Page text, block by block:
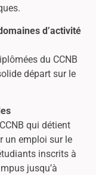
d’activité
du CCNB
départ sur le
qui détient
un emploi sur le
inscrits à
jusqu’à